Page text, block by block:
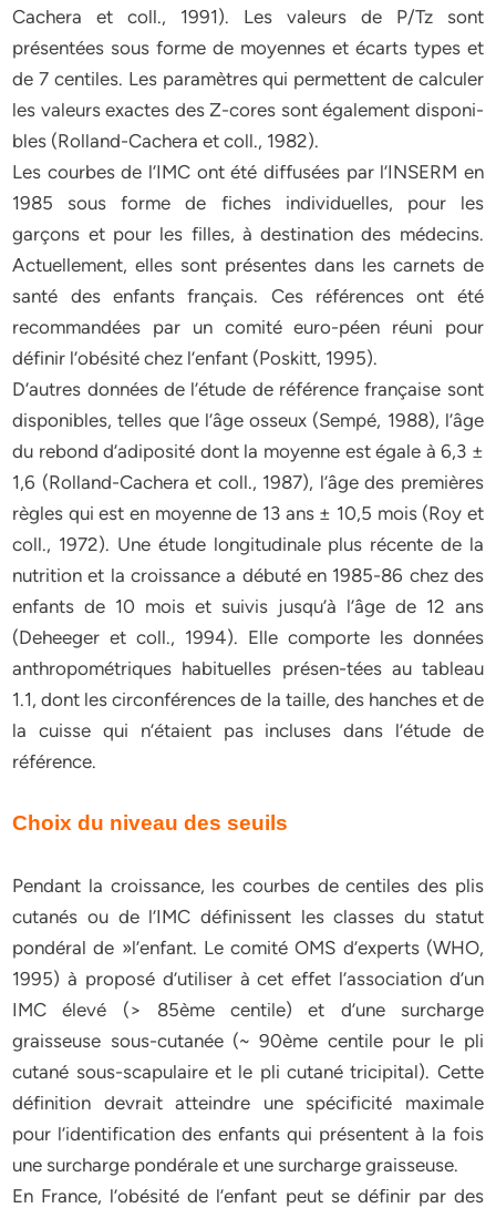
Cachera et coll., 1991). Les valeurs de P/Tz sont
présentées sous forme de moyennes et écarts types et
de 7 centiles. Les paramètres qui permettent de calculer
les valeurs exactes des Z-cores sont également disponi-
bles (Rolland-Cachera et coll., 1982).
Les courbes de l’IMC ont été diffusées par l’INSERM en
1985 sous forme de fiches individuelles, pour les
garçons et pour les filles, à destination des médecins.
Actuellement, elles sont présentes dans les carnets de
santé des enfants français. Ces références ont été
recommandées par un comité euro-péen réuni pour
définir l’obésité chez l’enfant (Poskitt, 1995).
D’autres données de l’étude de référence française sont
disponibles, telles que l’âge osseux (Sempé, 1988), l’âge
du rebond d’adiposité dont la moyenne est égale à 6,3 ±
1,6 (Rolland-Cachera et coll., 1987), l’âge des premières
règles qui est en moyenne de 13 ans ± 10,5 mois (Roy et
coll., 1972). Une étude longitudinale plus récente de la
nutrition et la croissance a débuté en 1985-86 chez des
enfants de 10 mois et suivis jusqu’à l’âge de 12 ans
(Deheeger et coll., 1994). Elle comporte les données
anthropométriques habituelles présen-tées au tableau
1.1, dont les circonférences de la taille, des hanches et de
la cuisse qui n’étaient pas incluses dans l’étude de
référence.
Choix du niveau des seuils
Pendant la croissance, les courbes de centiles des plis
cutanés ou de l’IMC définissent les classes du statut
pondéral de »l’enfant. Le comité OMS d’experts (WHO,
1995) à proposé d’utiliser à cet effet l’association d’un
IMC élevé (> 85ème centile) et d’une surcharge
graisseuse sous-cutanée (~ 90ème centile pour le pli
cutané sous-scapulaire et le pli cutané tricipital). Cette
définition devrait atteindre une spécificité maximale
pour l’identification des enfants qui présentent à la fois
une surcharge pondérale et une surcharge graisseuse.
En France, l’obésité de l’enfant peut se définir par des